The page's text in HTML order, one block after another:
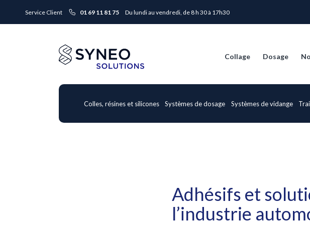
Service Client 01 69 11 81 75 Du lundi au vendredi, de 8 h 30 à 17h30
Collage Dosage
Colles, résines et silicones Systèmes de dosage Systèmes de vidange
Adhésifs et
l’industrie